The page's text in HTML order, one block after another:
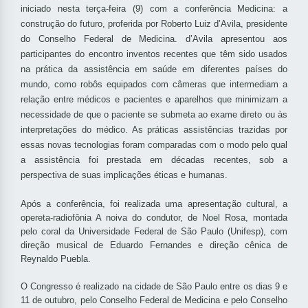
iniciado nesta terça-feira (9) com a conferência Medicina: a
construção do futuro, proferida por Roberto Luiz d’Avila, presidente
do Conselho Federal de Medicina. d’Avila apresentou aos
participantes do encontro inventos recentes que têm sido usados
na prática da assistência em saúde em diferentes países do
mundo, como robôs equipados com câmeras que intermediam a
relação entre médicos e pacientes e aparelhos que minimizam a
necessidade de que o paciente se submeta ao exame direto ou às
interpretações do médico. As práticas assistências trazidas por
essas novas tecnologias foram comparadas com o modo pelo qual
a assistência foi prestada em décadas recentes, sob a
perspectiva de suas implicações éticas e humanas.
Após a conferência, foi realizada uma apresentação cultural, a
opereta-radiofônia A noiva do condutor, de Noel Rosa, montada
pelo coral da Universidade Federal de São Paulo (Unifesp), com
direção musical de Eduardo Fernandes e direção cênica de
Reynaldo Puebla.
O Congresso é realizado na cidade de São Paulo entre os dias 9 e
11 de outubro, pelo Conselho Federal de Medicina e pelo Conselho